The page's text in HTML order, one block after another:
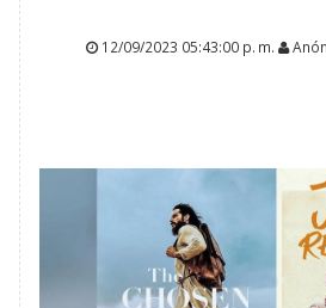
12/09/2023 05:43:00 p. m.